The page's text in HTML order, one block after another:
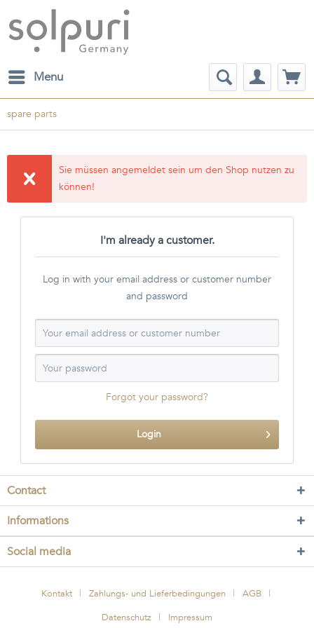
Menu
spare parts
Sie müssen angemeldet sein um den Shop nutzen zu
können!
I'm already a customer.
Log in with your email address or customer number
and password
Forgot your password?
Login
Contact
Informations
Social media
Kontakt Zahlungs- und Lieferbedingungen
AGB
Datenschutz
Impressum